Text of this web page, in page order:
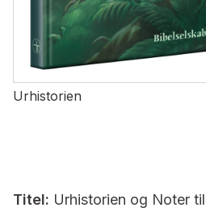
Urhistorien
Titel: Urhistorien og Noter